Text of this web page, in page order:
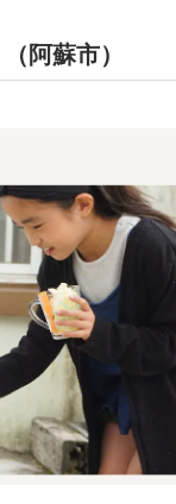
阿蘇市）